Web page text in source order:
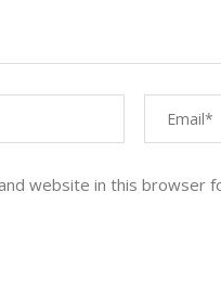
website in this browser